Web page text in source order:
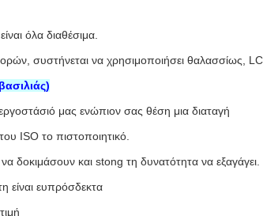
όλα διαθέσιμα.
συστήνεται να χρησιμοποιήσει θαλασσίως,
μας ενώπιον σας θέση μια διαταγή
ISO το πιστοποιητικό.
δοκιμάσουν και stong τη δυνατότητα να εξαγάγει.
είναι ευπρόσδεκτα